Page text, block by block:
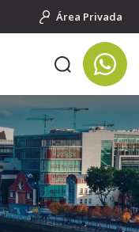
Área Privada
jóvenes
Irlanda